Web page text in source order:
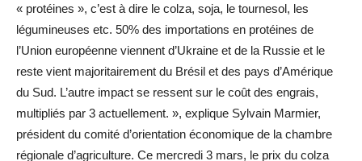
« protéines », c’est à dire le colza, soja, le tournesol, les
légumineuses etc. 50% des importations en protéines de
l’Union européenne viennent d’Ukraine et de la Russie et le
reste vient majoritairement du Brésil et des pays d’Amérique
du Sud. L’autre impact se ressent sur le coût des engrais,
multipliés par 3 actuellement. », explique Sylvain Marmier,
président du comité d’orientation économique de la chambre
régionale d’agriculture. Ce mercredi 3 mars, le prix du colza